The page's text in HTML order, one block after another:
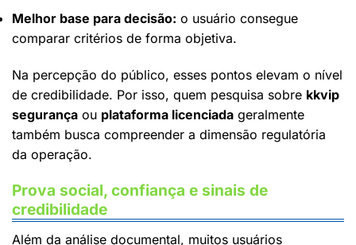
Melhor base para decisão: o usuário consegue
comparar critérios de forma objetiva.
Na percepção do público, esses pontos elevam o nível
de credibilidade. Por isso, quem pesquisa sobre kkvip
segurança ou plataforma licenciada geralmente
também busca compreender a dimensão regulatória
da operação.
Prova social, confiança e sinais de
credibilidade
Além da análise documental, muitos usuários